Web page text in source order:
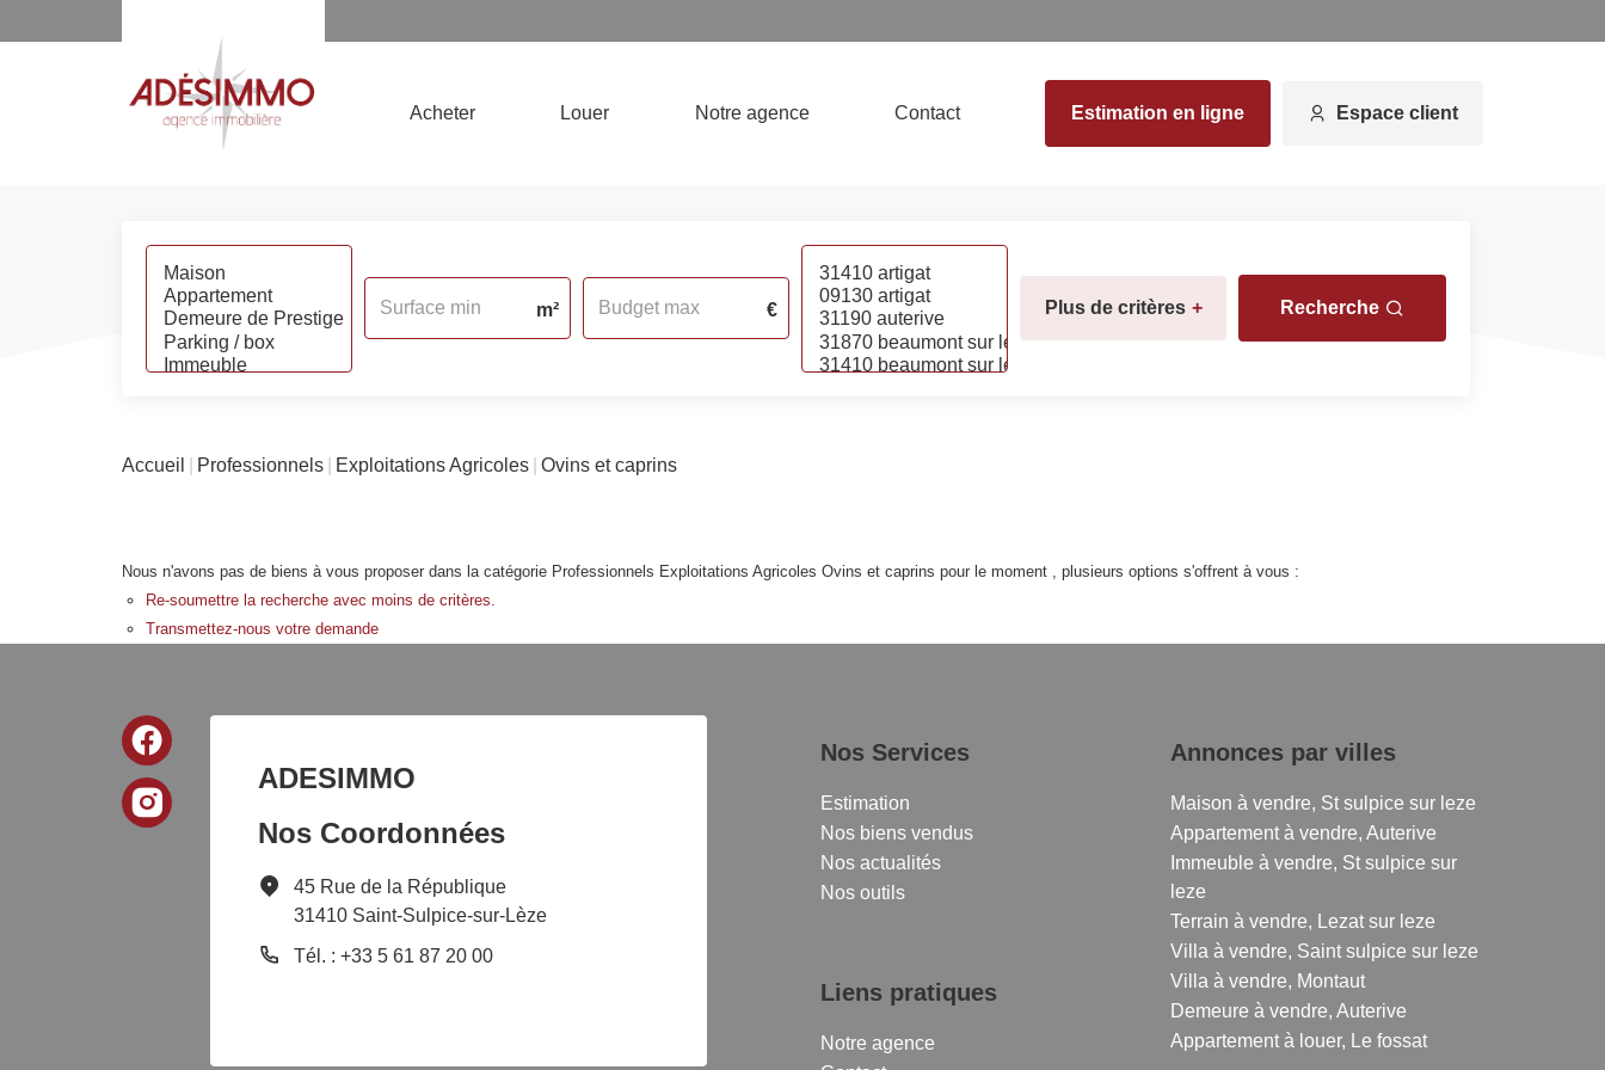
Acheter Louer Notre agence Contact Estimation en ligne Espace client
m² € Plus de critères + Recherche
Accueil Professionnels Exploitations Agricoles Ovins et caprins
Nous n'avons pas de biens à vous proposer dans la catégorie Professionnels Exploitations Agricoles Ovins et caprins pour le moment , plusieurs options s'offrent à vous :
Re-soumettre la recherche avec moins de critères.
Transmettez-nous votre demande
ADESIMMO
Nos Coordonnées
45 Rue de la République
31410 Saint-Sulpice-sur-Lèze
Tél. : +33 5 61 87 20 00
Nos Services
Estimation
Nos biens vendus
Nos actualités
Nos outils
Liens pratiques
Notre agence
Annonces par villes
Maison à vendre, St sulpice sur leze
Appartement à vendre, Auterive
Immeuble à vendre, St sulpice sur
leze
Terrain à vendre, Lezat sur leze
Villa à vendre, Saint sulpice sur leze
Villa à vendre, Montaut
Demeure à vendre, Auterive
Appartement à louer, Le fossat